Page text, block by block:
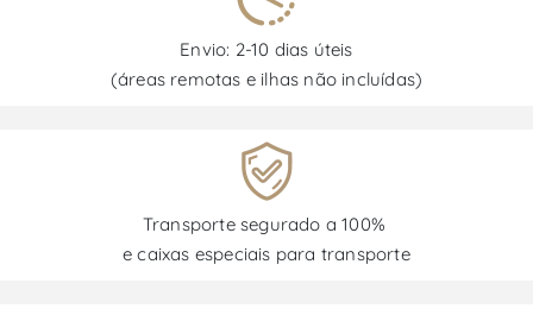
Envio: 2-10 dias úteis
(áreas remotas e ilhas não incluídas)
Transporte segurado a 100%
e caixas especiais para transporte